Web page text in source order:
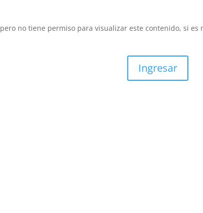
no tiene permiso para visualizar este contenido, si
Ingresar